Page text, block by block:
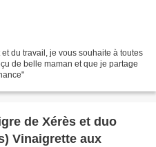
du travail, je vous souhaite à toutes
de belle maman et que je partage
de Xérès et duo
Vinaigrette aux